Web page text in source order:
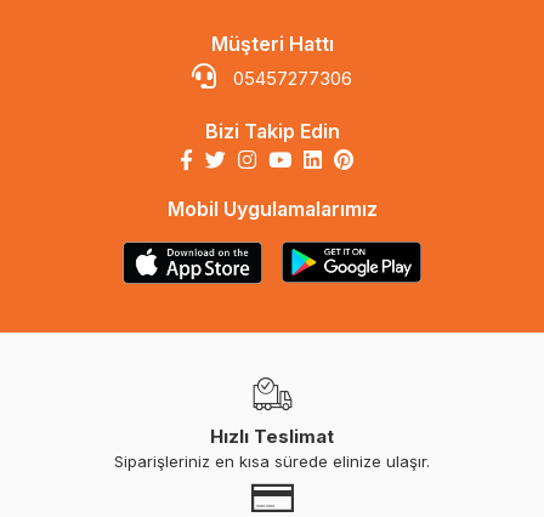
Müşteri Hattı
05457277306
Bizi Takip Edin
Mobil Uygulamalarımız
Hızlı Teslimat
Siparişleriniz en kısa sürede elinize ulaşır.